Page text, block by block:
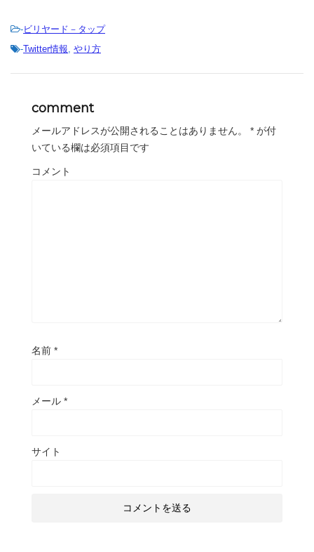
-ビリヤード－タップ
-Twitter情報 やり方
comment
メールアドレスが公開されることはありません。 * が付
いている欄は必須項目です
コメント
名前 *
メール *
サイト